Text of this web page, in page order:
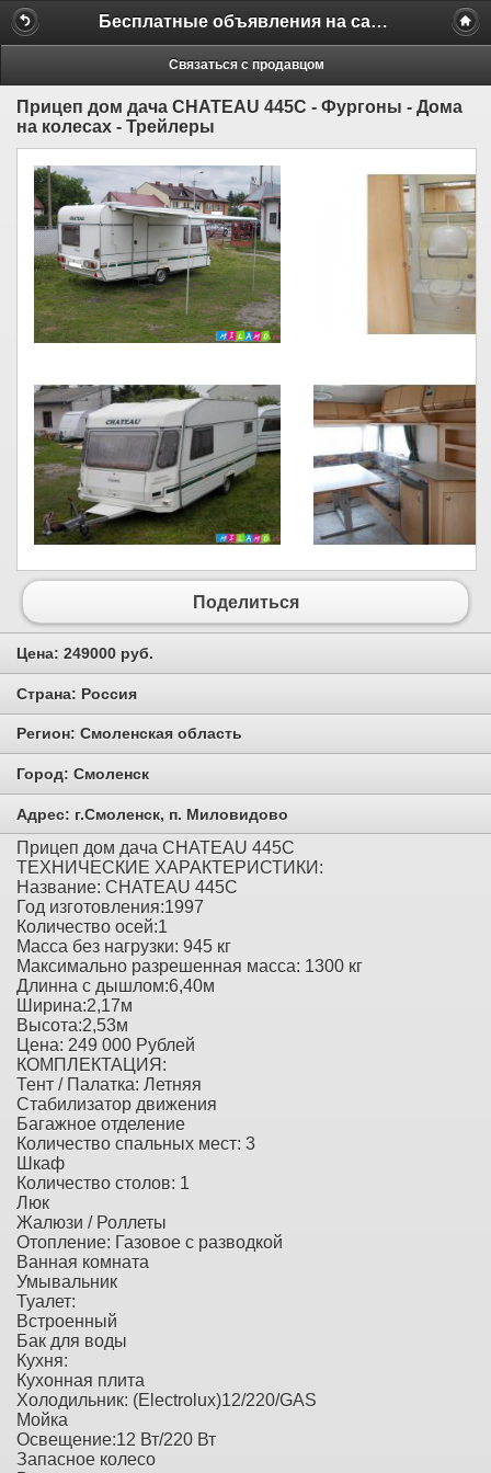
Бесплатные объявления на сайте MILAMO.ru
Связаться с продавцом
Прицеп дом дача CHATEAU 445C - Фургоны - Дома
на колесах - Трейлеры
Поделиться
Цена: 249000 руб.
Страна: Россия
Регион: Смоленская область
Город: Смоленск
Адрес: г.Смоленск, п. Милoвидово
Прицеп дом дача CHATEAU 445C
ТЕХНИЧЕСКИЕ ХАРАКТЕРИСТИКИ:
Название: CHATEAU 445C
Год изготовления:1997
Количество осей:1
Масса без нагрузки: 945 кг
Максимально разрешенная масса: 1300 кг
Длинна с дышлом:6,40м
Ширина:2,17м
Высота:2,53м
Цена: 249 000 Рублей
КОМПЛЕКТАЦИЯ:
Тент / Палатка: Летняя
Стабилизатор движения
Багажное отделение
Количество спальных мест: 3
Шкаф
Количество столов: 1
Люк
Жалюзи / Роллеты
Отопление: Газовое с разводкой
Ванная комната
Умывальник
Туалет:
Встроенный
Бак для воды
Кухня:
Кухонная плита
Холодильник: (Electrolux)12/220/GAS
Мойка
Освещение:12 Вт/220 Вт
Запасное колесо